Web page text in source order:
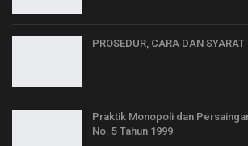
PROSEDUR, CARA DAN
Praktik Monopoli dan
No. 5 Tahun 1999